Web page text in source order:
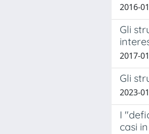
2016-
Gli
2017-
Gli
2023-
I
casi